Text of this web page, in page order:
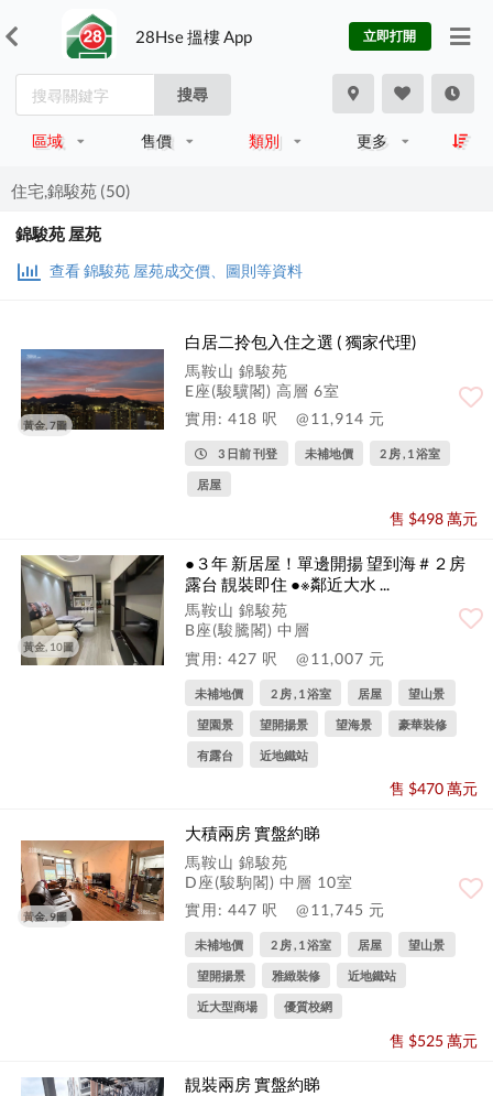
28Hse 搵樓 App 立即打開
搜尋
區域 售價 類別 更多
住宅,錦駿苑 (50)
錦駿苑 屋苑
查看 錦駿苑 屋苑成交價、圖則等資料
黃金, 7圖
白居二拎包入住之選 ( 獨家代理)
馬鞍山 錦駿苑
E座(駿驥閣) 高層 6室
實用: 418 呎
@11,914 元
3 日前 刊登 未補地價 2 房 , 1 浴室
居屋
售 $498 萬元
黃金, 10圖
●３年 新居屋！單邊開揚 望到海＃２房
露台 靚裝即住 ●※鄰近大水 ...
馬鞍山 錦駿苑
B座(駿騰閣) 中層
實用: 427 呎
@11,007 元
未補地價 2 房 , 1 浴室 居屋 望山景
望園景 望開揚景 望海景 豪華裝修
有露台 近地鐵站
售 $470 萬元
黃金, 9圖
大積兩房 實盤約睇
馬鞍山 錦駿苑
D座(駿駒閣) 中層 10室
實用: 447 呎
@11,745 元
未補地價 2 房 , 1 浴室 居屋 望山景
望開揚景 雅緻裝修 近地鐵站
近大型商場 優質校網
售 $525 萬元
靚裝兩房 實盤約睇